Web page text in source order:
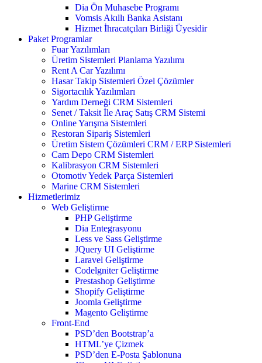
Dia Ön Muhasebe Programı
Vomsis Akıllı Banka Asistanı
Hizmet İhracatçıları Birliği Üyesidir
Paket Programlar
Fuar Yazılımları
Üretim Sistemleri Planlama Yazılımı
Rent A Car Yazılımı
Hasar Takip Sistemleri Özel Çözümler
Sigortacılık Yazılımları
Yardım Derneği CRM Sistemleri
Senet / Taksit İle Araç Satış CRM Sistemi
Online Yarışma Sistemleri
Restoran Sipariş Sistemleri
Üretim Sistem Çözümleri CRM / ERP Sistemleri
Cam Depo CRM Sistemleri
Kalibrasyon CRM Sistemleri
Otomotiv Yedek Parça Sistemleri
Marine CRM Sistemleri
Hizmetlerimiz
Web Geliştirme
PHP Geliştirme
Dia Entegrasyonu
Less ve Sass Geliştirme
JQuery UI Geliştirme
Laravel Geliştirme
Codelgniter Geliştirme
Prestashop Geliştirme
Shopify Geliştirme
Joomla Geliştirme
Magento Geliştirme
Front-End
PSD’den Bootstrap’a
HTML’ye Çizmek
PSD’den E-Posta Şablonuna